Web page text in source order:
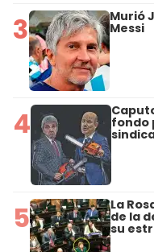
3 Murió
Messi
4 fondo
5 La
de la
su